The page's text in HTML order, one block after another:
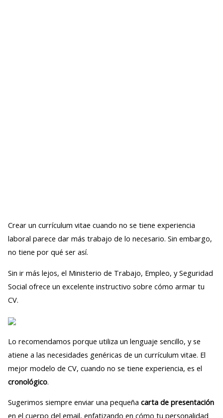
Crear un currículum vitae cuando no se tiene experiencia
laboral parece dar más trabajo de lo necesario. Sin embargo,
no tiene por qué ser así.
Sin ir más lejos, el Ministerio de Trabajo, Empleo, y Seguridad
Social ofrece un excelente instructivo sobre cómo armar tu
CV.
Lo recomendamos porque utiliza un lenguaje sencillo, y se
atiene a las necesidades genéricas de un currículum vitae. El
mejor modelo de CV, cuando no se tiene experiencia, es el
cronológico.
Sugerimos siempre enviar una pequeña carta de presentación
en el cuerpo del email, enfatizando en cómo tu personalidad